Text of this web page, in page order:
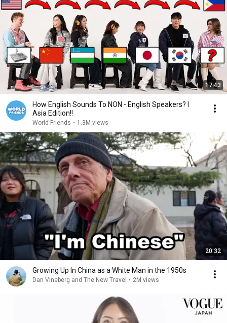
17:43
How English Sounds To NON - English Speakers? l
Asia Edition!!
World Friends • 1.3M views
20:32
Growing Up In China as a White Man in the 1950s
Dan Vineberg and The New Travel • 2M views